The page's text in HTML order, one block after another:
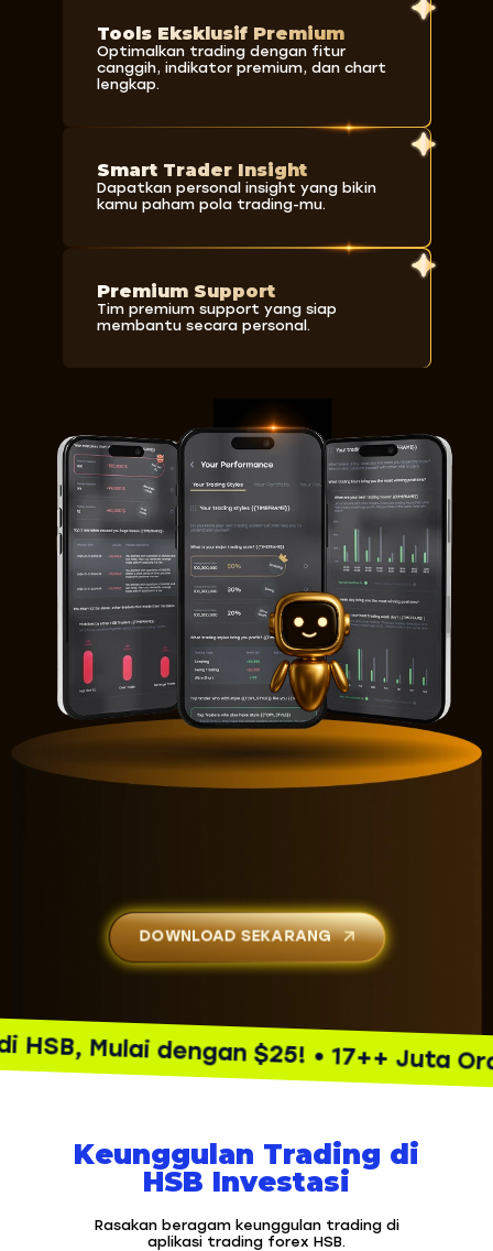
Tools Eksklusif Premium
Optimalkan trading dengan fitur
canggih, indikator premium, dan chart
lengkap.
Smart Trader Insight
Dapatkan personal insight yang bikin
kamu paham pola trading-mu.
Premium Support
Tim premium support yang siap
membantu secara personal.
DOWNLOAD SEKARANG
dengan $25! • 17++ Juta
Keunggulan Trading di
HSB Investasi
Rasakan beragam keunggulan trading di
aplikasi trading forex HSB.